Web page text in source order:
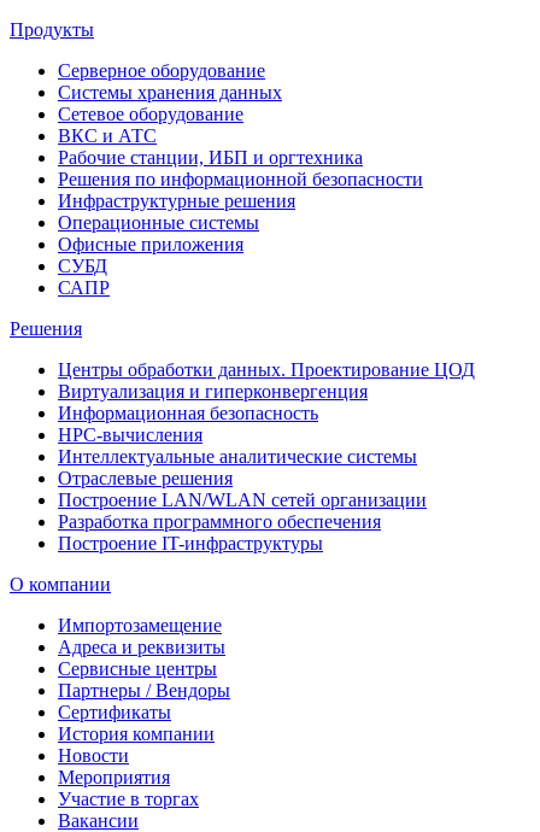
Продукты
Серверное оборудование
Системы хранения данных
Сетевое оборудование
ВКС и АТС
Рабочие станции, ИБП и оргтехника
Решения по информационной безопасности
Инфраструктурные решения
Операционные системы
Офисные приложения
СУБД
САПР
Решения
Центры обработки данных. Проектирование ЦОД
Виртуализация и гиперконвергенция
Информационная безопасность
HPC-вычисления
Интеллектуальные аналитические системы
Отраслевые решения
Построение LAN/WLAN сетей организации
Разработка программного обеспечения
Построение IT-инфраструктуры
О компании
Импортозамещение
Адреса и реквизиты
Сервисные центры
Партнеры / Вендоры
Сертификаты
История компании
Новости
Мероприятия
Участие в торгах
Вакансии